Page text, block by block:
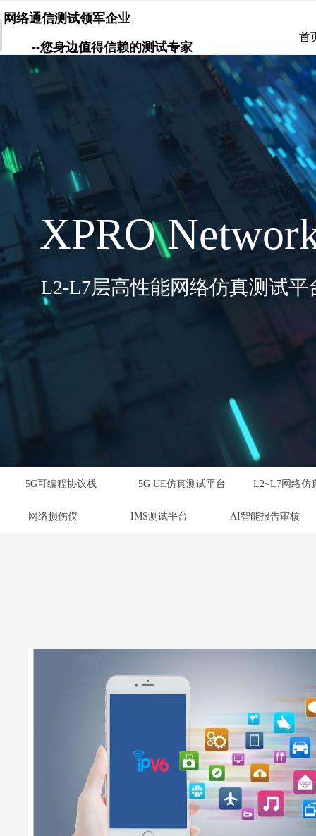
首
网络通信测试领军企业
--您身边值得信赖的测试专家
XPRO
L2-L7层高性能网络仿真测试平
网络损伤仪 IMS测试平台 AI智能报告审核
5G可编程协议栈 5G UE仿真测试平台